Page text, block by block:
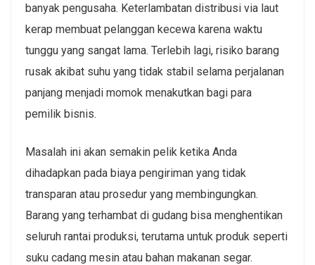
banyak pengusaha. Keterlambatan distribusi via laut
kerap membuat pelanggan kecewa karena waktu
tunggu yang sangat lama. Terlebih lagi, risiko barang
rusak akibat suhu yang tidak stabil selama perjalanan
panjang menjadi momok menakutkan bagi para
pemilik bisnis.
Masalah ini akan semakin pelik ketika Anda
dihadapkan pada biaya pengiriman yang tidak
transparan atau prosedur yang membingungkan.
Barang yang terhambat di gudang bisa menghentikan
seluruh rantai produksi, terutama untuk produk seperti
suku cadang mesin atau bahan makanan segar.